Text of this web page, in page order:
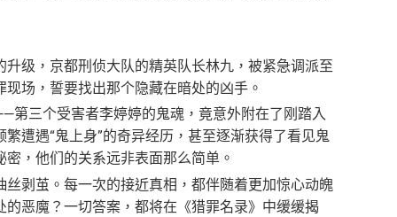
级，京都刑侦大队的精英队长林九，被紧急调派至
场，誓要找出那个隐藏在暗处的凶手。
第三个受害者李婷婷的鬼魂，竟意外附在了刚踏入
遭遇“鬼上身”的奇异经历，甚至逐渐获得了看见鬼
，他们的关系远非表面那么简单。
剥茧。每一次的接近真相，都伴随着更加惊心动魄
恶魔？一切答案，都将在《猎罪名录》中缓缓揭